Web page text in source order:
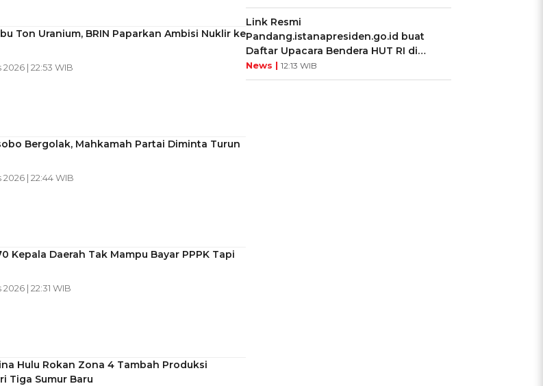
Ton Uranium, BRIN Paparkan Ambisi Nuklir ke
| 22:53 WIB
Bergolak, Mahkamah Partai Diminta Turun
| 22:44 WIB
Kepala Daerah Tak Mampu Bayar PPPK Tapi
| 22:31 WIB
Hulu Rokan Zona 4 Tambah Produksi
Tiga Sumur Baru
Link Resmi
Pandang.istanapresiden.go.id buat
Daftar Upacara Bendera HUT RI di
Istana Negara
News | 12:13 WIB